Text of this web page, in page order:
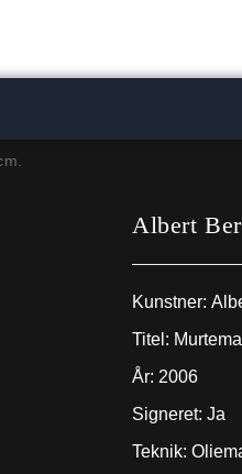
Albert
Kunstner:
Titel: Murtema
År: 2006
Signeret: Ja
Teknik: